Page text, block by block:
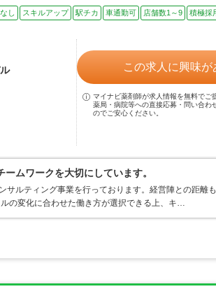
し スキルアップ 駅チカ 車通勤可 店舗数1～9 積極採
この求人に興味が
マイナビ薬剤師が求人情報を無料でご
薬局・病院等への直接応募・問い合わ
のでご安心ください。
ムワークを大切にしています。
サルティング事業を行っております。経営陣との距離
の変化に合わせた働き方が選択できる上、キ…